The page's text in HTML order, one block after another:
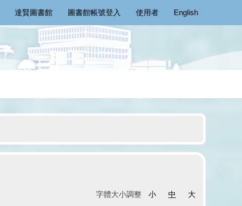
達賢圖書館 圖書館帳號登入 使用者 English
字體大小調整 小 中
大